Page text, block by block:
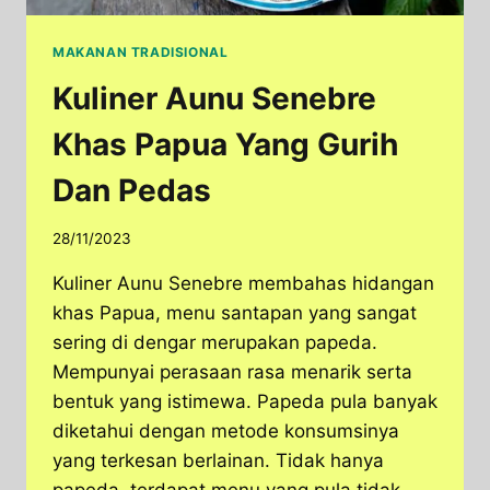
MAKANAN TRADISIONAL
Kuliner Aunu Senebre
Khas Papua Yang Gurih
Dan Pedas
28/11/2023
Kuliner Aunu Senebre membahas hidangan
khas Papua, menu santapan yang sangat
sering di dengar merupakan papeda.
Mempunyai perasaan rasa menarik serta
bentuk yang istimewa. Papeda pula banyak
diketahui dengan metode konsumsinya
yang terkesan berlainan. Tidak hanya